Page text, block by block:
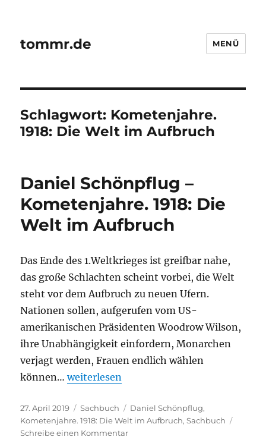
tommr.de MENÜ
Schlagwort: Kometenjahre.
1918: Die Welt im Aufbruch
Daniel Schönpflug –
Kometenjahre. 1918: Die
Welt im Aufbruch
Das Ende des 1.Weltkrieges ist greifbar nahe,
das große Schlachten scheint vorbei, die Welt
steht vor dem Aufbruch zu neuen Ufern.
Nationen sollen, aufgerufen vom US-
amerikanischen Präsidenten Woodrow Wilson,
ihre Unabhängigkeit einfordern, Monarchen
verjagt werden, Frauen endlich wählen
können…„Daniel Schönpflug – Kometenjahre.
weiterlesen
Veröffentlicht
am
27. April 2019 Kategorien
Sachbuch Schlagwörter
Daniel Schönpflug,
Kometenjahre. 1918: Die Welt im Aufbruch,Sachbuch
Schreibe einen Kommentarzu